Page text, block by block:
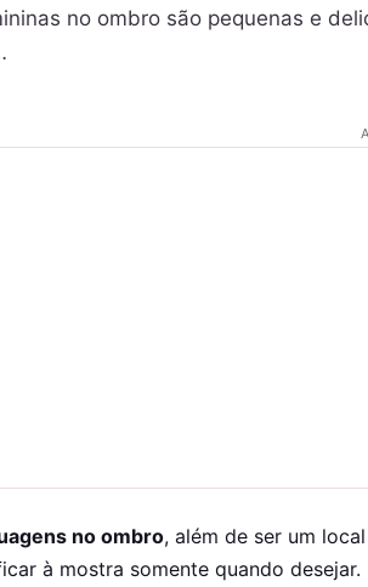
no ombro são pequenas e
no ombro, além de ser um
à mostra somente quando